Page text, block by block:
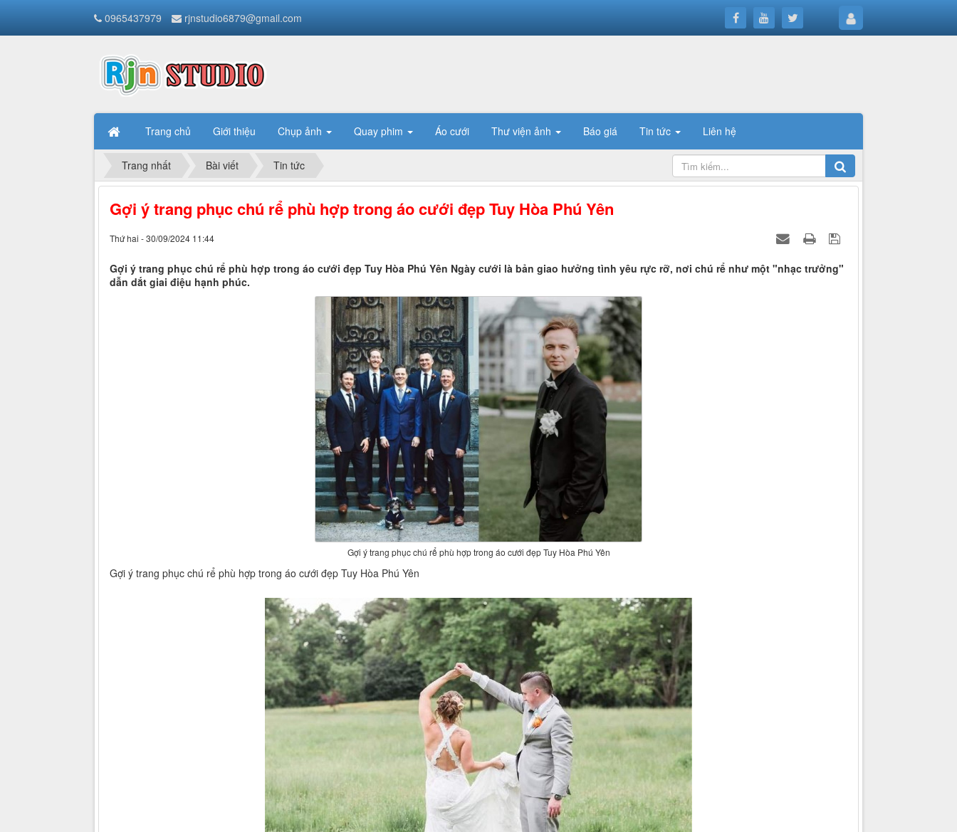
0965437979 rjnstudio6879@gmail.com
Trang chủ Giới thiệu Chụp ảnh Quay phim Áo cưới Thư viện ảnh Báo giá Tin tức Liên hệ
Trang nhất Bài viết Tin tức
Gợi ý trang phục chú rể phù hợp trong áo cưới đẹp Tuy Hòa Phú Yên
Thứ hai - 30/09/2024 11:44
Gợi ý trang phục chú rể phù hợp trong áo cưới đẹp Tuy Hòa Phú Yên Ngày cưới là bản giao hưởng tình yêu rực rỡ, nơi chú rể như một "nhạc trưởng"
dẫn dắt giai điệu hạnh phúc.
Gợi ý trang phục chú rể phù hợp trong áo cưới đẹp Tuy Hòa Phú Yên
Gợi ý trang phục chú rể phù hợp trong áo cưới đẹp Tuy Hòa Phú Yên